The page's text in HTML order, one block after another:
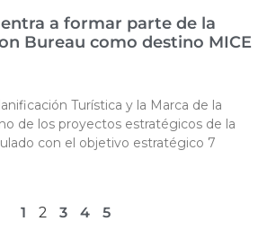
a formar parte de la
Bureau como destino MICE
Turística y la Marca de la
de los proyectos estratégicos de la
con el objetivo estratégico 7
1 2 3 4 5